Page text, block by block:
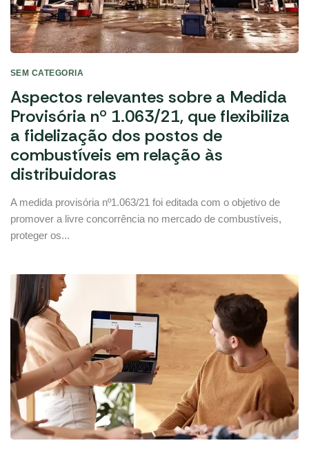
SEM CATEGORIA
Aspectos relevantes sobre a Medida
Provisória nº 1.063/21, que flexibiliza
a fidelização dos postos de
combustíveis em relação às
distribuidoras
A medida provisória nº1.063/21 foi editada com o objetivo de
promover a livre concorrência no mercado de combustíveis,
proteger os...